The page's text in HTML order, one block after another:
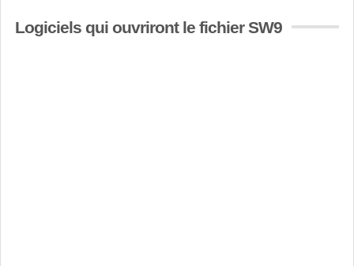
Logiciels qui ouvriront le fichier SW9